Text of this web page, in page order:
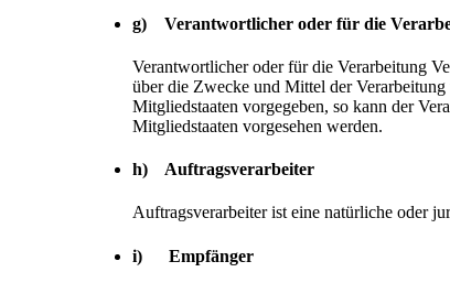
g) Verantwortlicher oder für die
Verantwortlicher oder für die Verarbeitung
über die Zwecke und Mittel der
Mitgliedstaaten vorgegeben, so kann der
Mitgliedstaaten vorgesehen werden.
h) Auftragsverarbeiter
Auftragsverarbeiter ist eine natürliche oder
i) Empfänger